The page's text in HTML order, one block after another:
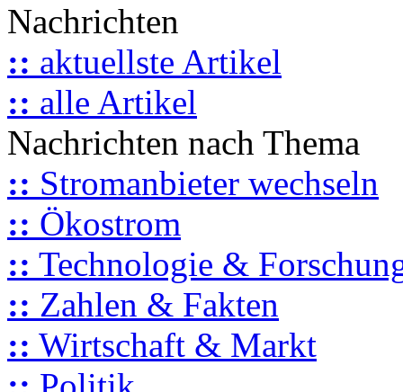
Nachrichten
:: aktuellste Artikel
:: alle Artikel
Nachrichten nach Thema
:: Stromanbieter wechseln
:: Ökostrom
:: Technologie &
:: Zahlen & Fakten
:: Wirtschaft & Markt